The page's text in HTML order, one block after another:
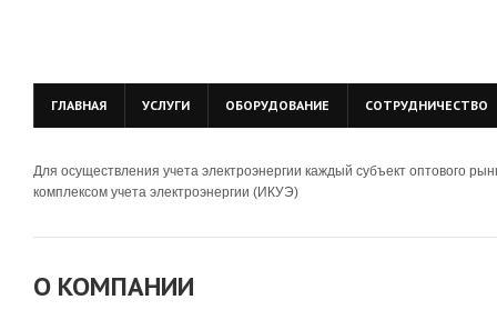
ГЛАВНАЯ УСЛУГИ ОБОРУДОВАНИЕ СОТРУДНИЧЕСТВО
Для осуществления учета электроэнергии каждый субъект оптового
комплексом учета электроэнергии (ИКУЭ)
О КОМПАНИИ